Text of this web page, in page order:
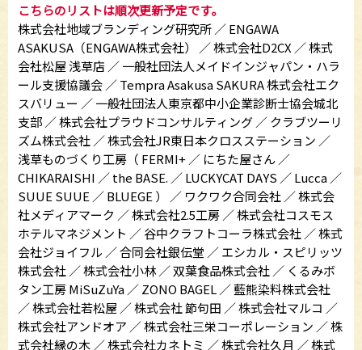
こちらのリストは順次更新予定です。
株式会社地域ブランディング研究所 ／ ENGAWA
ASAKUSA（ENGAWA株式会社） ／ 株式会社D2CX ／ 株式
会社松屋 浅草店 ／ 一般社団法人メイドインジャパン・ハラ
ール支援協議会 ／ Tempra Asakusa SAKURA 株式会社エク
スバリュー ／ 一般社団法人東京都中小企業診断士協会城北
支部 ／ 株式会社プラウドコンサルティング ／ クラブツーリ
ズム株式会社 ／ 株式会社JR東日本クロスステーション ／
浅草ものづくり工房（ FERMI+ ／ にちた屋さん ／
CHIKARAISHI ／ the BASE. ／ LUCKYCAT DAYS ／ Lucca ／
SUUE SUUE ／ BLUEGE ） ／ ワクワク合同会社 ／ 株式会
社メディアマーク ／ 株式会社2.5工房 ／ 株式会社コスモス
ホテルマネジメント ／ 谷中クラフトコーラ株式会社 ／ 株式
会社ジョイフル ／ 合同会社銀伝堂 ／ エシカル・スピリッツ
株式会社 ／ 株式会社小林 ／ 双葉食品株式会社 ／ くるみボ
タン工房 MiSuZuYa ／ ZONO BAGEL ／ 藍熊染料株式会社
／ 株式会社若松屋 ／ 株式会社 節句田 ／ 株式会社マルコ ／
株式会社アンドオア ／ 株式会社三栄コーポレーション ／ 株
式会社縁の木 ／ 株式会社カネトミ ／ 株式会社久月 ／ 株式